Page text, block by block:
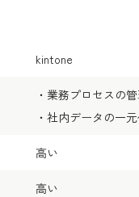
kintone
・業務プロセスの
・社内データの一
高い
高い